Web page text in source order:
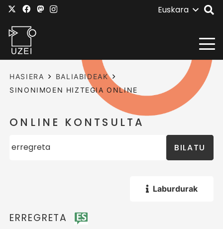
Euskara
HASIERA
BALIABIDEAK
SINONIMOEN HIZTEGIA ONLINE
ONLINE KONTSULTA
BILATU
Laburdurak
ERREGRETA